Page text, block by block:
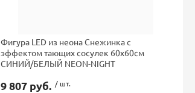
Фигура LED из неона Снежинка с
эффектом тающих сосулек 60x60см
СИНИЙ/БЕЛЫЙ NEON-NIGHT
9 807 руб. / шт.